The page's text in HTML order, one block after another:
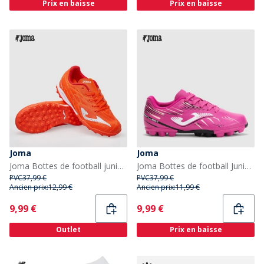
Prix en baisse Prix en baisse
Joma
Joma Bottes de football junior Evolution 25 TF terrain synthétique Fluoro Orange
PVC37,99 €
Ancien prix:12,99 €
Current
9,99 €
Outlet
Joma
Joma Bottes de football Junior Propulsion 25 HG terrain dur Fuchsia
PVC37,99 €
Ancien prix:11,99 €
Current
9,99 €
Prix en baisse